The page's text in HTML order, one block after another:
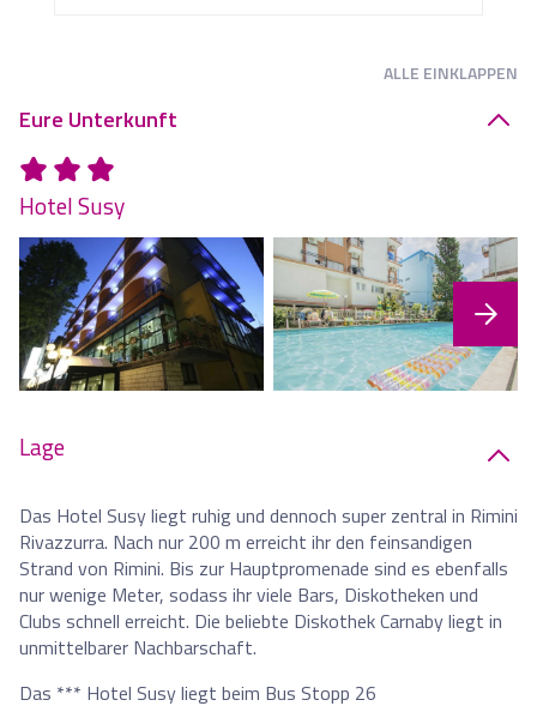
ALLE EINKLAPPEN
Eure Unterkunft
Hotel Susy
Lage
Das Hotel Susy liegt ruhig und dennoch super zentral in Rimini
Rivazzurra. Nach nur 200 m erreicht ihr den feinsandigen
Strand von Rimini. Bis zur Hauptpromenade sind es ebenfalls
nur wenige Meter, sodass ihr viele Bars, Diskotheken und
Clubs schnell erreicht. Die beliebte Diskothek Carnaby liegt in
unmittelbarer Nachbarschaft.
Das *** Hotel Susy liegt beim Bus Stopp 26